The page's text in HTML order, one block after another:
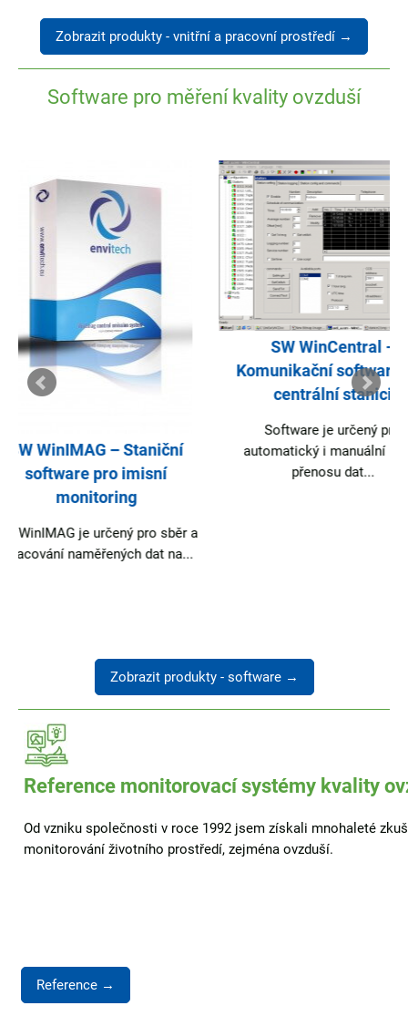
Zobrazit produkty - vnitřní a pracovní prostředí →
Software pro měření kvality ovzduší
SW WinCentral –
Komunikační software pro
automatický i manuální režim
přenosu dat...
SW Web View –
aplikace pro
veřejnosti o
SW Web View je
kvalitě...
Zobrazit produkty - software →
Reference monitorovací systémy kvality
Od vzniku společnosti v roce 1992 jsem získali mnohaleté
monitorování životního prostředí, zejména ovzduší.
Reference →